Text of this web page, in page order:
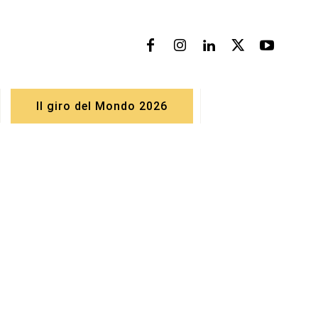
Il giro del Mondo 2026